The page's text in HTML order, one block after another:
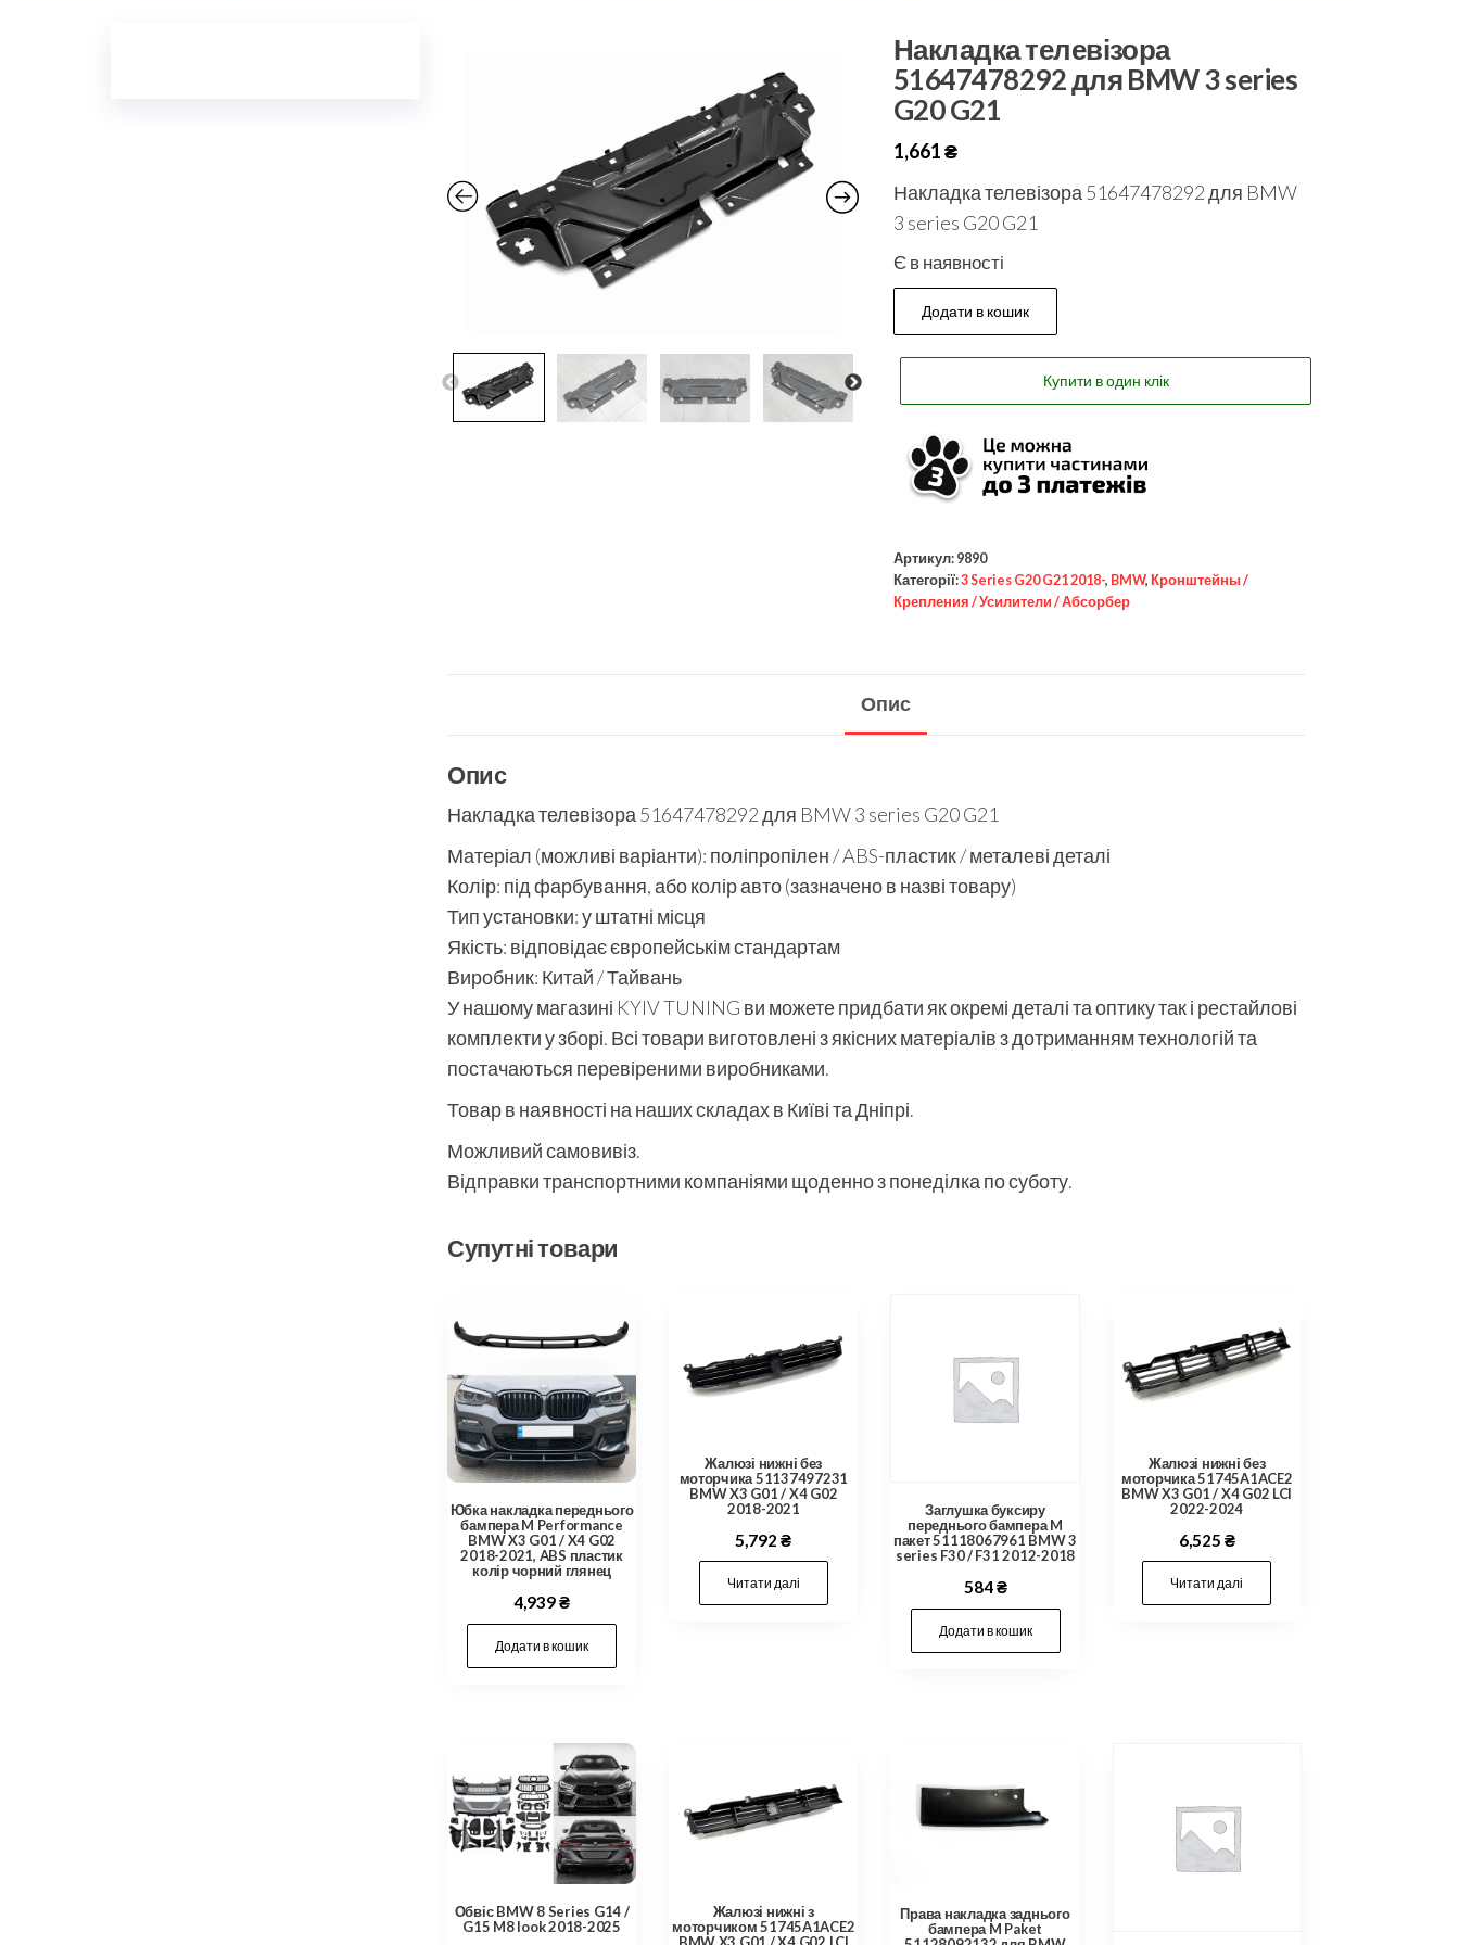
Накладка телевізора
51647478292 для BMW 3 series
G20 G21
1,661₴
Накладка телевізора 51647478292 для BMW
3 series G20 G21
Є в наявності
Додати в кошик
Купити в один клік
Артикул: 9890
Категорії:3 Series G20 G21 2018-, BMW, Кронштейны /
Крепления / Усилители / Абсорбер
Опис
Опис
Накладка телевізора 51647478292 для BMW 3 series G20 G21
Матеріал (можливі варіанти): поліпропілен / ABS-пластик / металеві деталі
Колір: під фарбування, або колір авто (зазначено в назві товару)
Тип установки: у штатні місця
Якість: відповідає європейськім стандартам
Виробник: Китай / Тайвань
У нашому магазині KYIV TUNING ви можете придбати як окремі деталі та оптику так і рестайлові
комплекти у зборі. Всі товари виготовлені з якісних матеріалів з дотриманням технологій та
постачаються перевіреними виробниками.
Товар в наявності на наших складах в Київі та Дніпрі.
Можливий самовивіз.
Відправки транспортними компаніями щоденно з понеділка по суботу.
Супутні товари
Юбка накладка переднього
бампера M Performance
BMW X3 G01 / X4 G02
2018-2021, ABS пластик
колір чорний глянец
4,939₴
Додати в кошик
Жалюзі нижні без
моторчика 51137497231
BMW X3 G01 / X4 G02
2018-2021
5,792₴
Читати далі
Заглушка буксиру
переднього бампера M
пакет 51118067961 BMW 3
series F30 / F31 2012-2018
584₴
Додати в кошик
Жалюзі нижні без
моторчика 51745A1ACE2
BMW X3 G01 / X4 G02 LCI
2022-2024
6,525 ₴
Читати далі
Обвіс BMW 8 Series G14 /
G15 M8 look 2018-2025
Жалюзі нижні з
моторчиком 51745A1ACE2
Права накладка заднього
бампера M Paket